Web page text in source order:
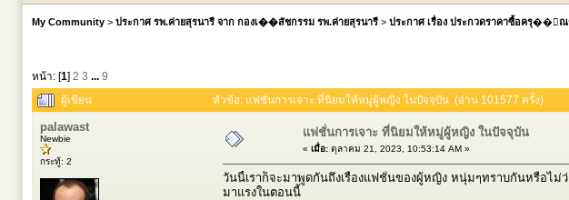
My Community > ประกาศ รพ.ค่ายสุรนารี จาก กองเ��สัชกรรม รพ.ค่ายสุรนารี > ประกาศ เรื่อง ประกวดราคาซื้อครุ��ัณ
หน้า: [1] 2 3 ... 9
ผู้เขียน หัวข้อ: แฟชั่นการเจาะ ที่นิยมให้หมู่ผู้หญิง ในปัจจุบัน (อ่าน 101577 ครั้ง)
palawast
Newbie
กระทู้: 2
แฟชั่นการเจาะ ที่นิยมให้หมู่ผู้หญิง ในปัจจุบัน
« เมื่อ: ตุลาคม 21, 2023, 10:53:14 AM »
วันนี้เราก็จะมาพูดกันถึงเรื่องแฟชั่นของผู้หญิง หนุ่มๆทราบกันหรือไ
มาแรงในตอนนี้